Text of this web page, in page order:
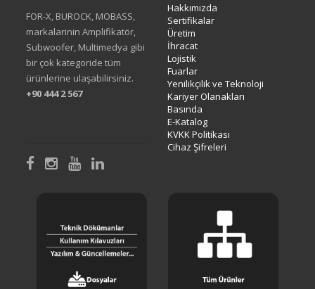
FOR-X, BUROCK, MOBASS,
markalarinin Amplifikatör,
Subwoofer, Multimedya gibi
bir çok kategoride tüm
ürünlerine ulaşabilirsiniz.
+90 444 2 567
Hakkımızda
Sertifikalar
Üretim
İhracat
Lojistik
Fuarlar
Yenilikçilik ve Teknoloji
Kariyer Olanakları
Basında
E-Katalog
KVKK Politikası
Cihaz Şifreleri